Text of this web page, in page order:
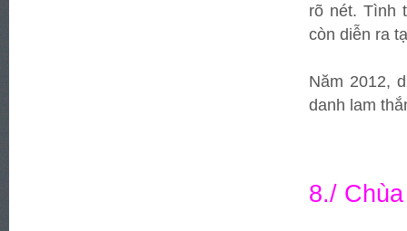
rõ nét. Tình
còn diễn ra
Năm 2012,
danh lam
8./